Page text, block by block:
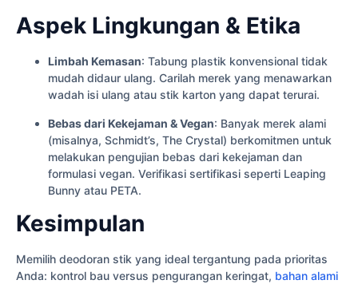
Aspek Lingkungan & Etika
Limbah Kemasan: Tabung plastik konvensional tidak
mudah didaur ulang. Carilah merek yang menawarkan
wadah isi ulang atau stik karton yang dapat terurai.
Bebas dari Kekejaman & Vegan: Banyak merek alami
(misalnya, Schmidt’s, The Crystal) berkomitmen untuk
melakukan pengujian bebas dari kekejaman dan
formulasi vegan. Verifikasi sertifikasi seperti Leaping
Bunny atau PETA.
Kesimpulan
Memilih deodoran stik yang ideal tergantung pada prioritas
Anda: kontrol bau versus pengurangan keringat, bahan alami